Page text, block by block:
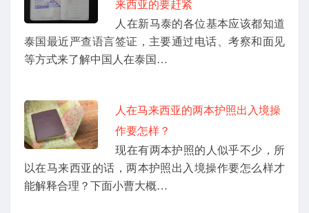
来西亚的要赶紧
人在新马泰的各位基本应该都知道
泰国最近严查语言签证，主要通过电话、考察和面见
等方式来了解中国人在泰国…
人在马来西亚的两本护照出入境操
作要怎样？
现在有两本护照的人似乎不少，所
以在马来西亚的话，两本护照出入境操作要怎么样才
能解释合理？下面小曹大概…